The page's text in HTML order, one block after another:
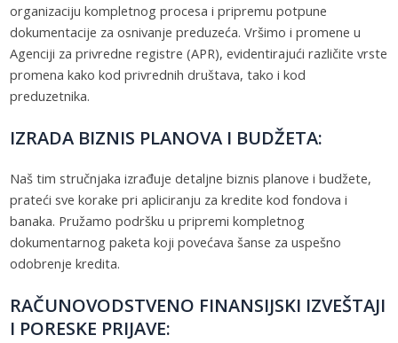
organizaciju kompletnog procesa i pripremu potpune
dokumentacije za osnivanje preduzeća. Vršimo i promene u
Agenciji za privredne registre (APR), evidentirajući različite vrste
promena kako kod privrednih društava, tako i kod
preduzetnika.
IZRADA BIZNIS PLANOVA I BUDŽETA:
Naš tim stručnjaka izrađuje detaljne biznis planove i budžete,
prateći sve korake pri apliciranju za kredite kod fondova i
banaka. Pružamo podršku u pripremi kompletnog
dokumentarnog paketa koji povećava šanse za uspešno
odobrenje kredita.
RAČUNOVODSTVENO FINANSIJSKI IZVEŠTAJI
I PORESKE PRIJAVE: